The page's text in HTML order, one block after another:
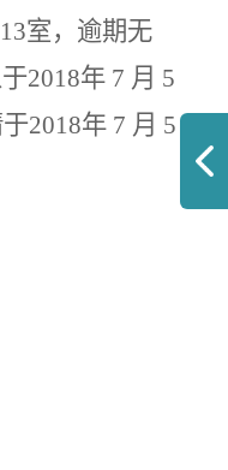
室，逾期无
2018年 7 月 5
2018年 7 月 5